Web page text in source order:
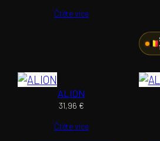
Čtěte více
ALION
31,96 €
Čtěte více